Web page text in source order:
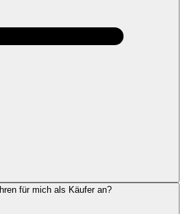
für mich als Käufer an?